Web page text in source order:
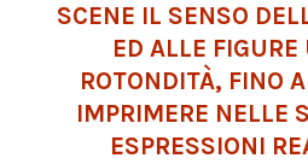
SCENE IL SENSO
ED ALLE
ROTONDITÀ, FINO
IMPRIMERE NELLE
ESPRESSIONI